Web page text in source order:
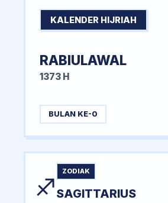
KALENDER HIJRIAH
RABIULAWAL
1373 H
BULAN KE-0
♐
ZODIAK
SAGITTARIUS